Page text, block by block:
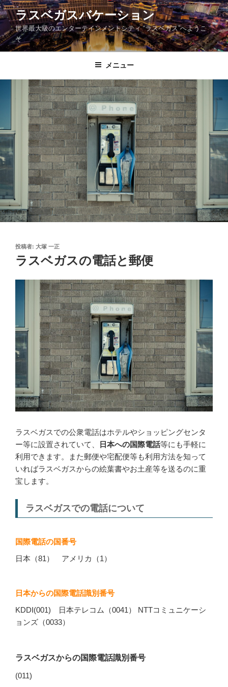
コ
ン
テ
ン
ツ
ス
ラスベガスバケーション
世界最大級のエンターテインメントシティ “ラスベガス”へようこ
そ
メニュー
投
稿
日:
投稿者: 大塚 一正
ラスベガスの電話と郵便
ラスベガスでの公衆電話はホテルやショッピングセンタ
ー等に設置されていて、
日本への国際電話等にも手軽に
利用できます。また郵便や宅配便等も利用方法を知って
いればラスベガスからの絵葉書やお土産等を送るのに重
宝します。
ラスベガスでの電話について
国際電話の国番号
日本（81） アメリカ（1）
日本からの国際電話識別番号
KDDI(001) 日本テレコム（0041） NTTコミュニケーシ
ョンズ（0033）
ラスベガスからの国際電話識別番号
(011)